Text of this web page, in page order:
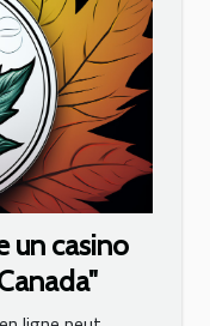
un casino